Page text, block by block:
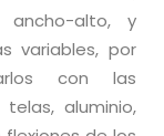
ancho-alto, y
variables, por
con las
aluminio,